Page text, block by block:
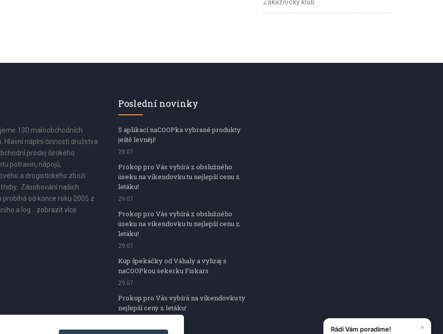
Zákaznický klub
130 maloobchodních
Hlavní náplní činnosti družstva
prodej širokého
potravin, nápojů,
a drogistického zboží
Zásobování našich
probíhá od konce roku 2005 z
a log... zobrazit více
Poslední novinky
S aplikací naCOOPka vybrané produkty
ještě levněji!
29.07
Prokop pro Vás vybírá z obslužného
úseku na víkendovku tu nejlepší cenu z
letáku!
29.07
Prokop pro Vás vybírá z obslužného
úseku na víkendovku tu nejlepší cenu z
letáku!
29.07
Kup špekáčky od Váhaly a vyhraj s
naCOOPkou sekerku Fiskars
29.07
Prokop pro Vás vybírá na víkendovku ty
nejlepší ceny z letáku!